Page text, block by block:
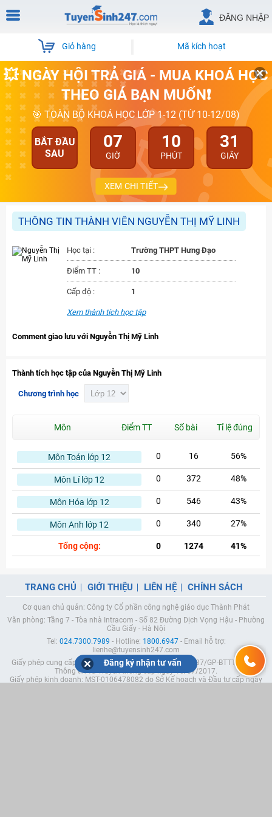
ĐĂNG NHẬP
Giỏ hàng Mã kích hoạt
💥 NGÀY HỘI TRẢ GIÁ - MUA KHOÁ HỌC
THEO GIÁ BẠN MUỐN❗
🎯 TOÀN BỘ KHOÁ HỌC LỚP 1-12 (TỪ 10-12/08)
BẮT ĐẦU
SAU
07
GIỜ
10
PHÚT
31
GIÂY
XEM CHI TIẾT
THÔNG TIN THÀNH VIÊN NGUYỄN THỊ MỸ LINH
Học tại : Trường THPT Hưng Đạo
Điểm TT : 10
Cấp độ : 1
Xem thành tích học tập
Comment giao lưu với Nguyễn Thị Mỹ Linh
Thành tích học tập của Nguyễn Thị Mỹ Linh
Chương trình học
Môn Điểm TT Số bài Tỉ lệ đúng
Môn Toán lớp 12 0 16 56%
Môn Lí lớp 12 0 372 48%
Môn Hóa lớp 12 0 546 43%
Môn Anh lớp 12 0 340 27%
Tổng cộng: 0 1274 41%
TRANG CHỦ GIỚI THIỆU LIÊN HỆ CHÍNH SÁCH
Cơ quan chủ quản: Công ty Cổ phần công nghệ giáo dục Thành Phát
Văn phòng: Tầng 7 - Tòa nhà Intracom - Số 82 Đường Dịch Vọng Hậu - Phường
Cầu Giấy - Hà Nội
Tel: 024.7300.7989 - Hotline: 1800.6947- Email hỗ trợ:
lienhe@tuyensinh247.com
Giấy phép cung cấp dịch vụ mạng xã hội trực tuyến số 337/GP-BTTTT do Bộ
Thông tin và Truyền thông cấp ngày 10/07/2017.
Giấy phép kinh doanh: MST-0106478082 do Sở Kế hoạch và Đầu tư cấp ngày
Đăng ký nhận tư vấn